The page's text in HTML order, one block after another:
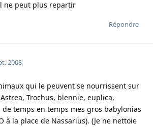
ne peut plus repartir
Répondre
2008
qui le peuvent se nourrissent sur
Trochus, blennie, euplica,
temps en temps mes gros babylonias
à la place de Nassarius). (Je ne nettoie